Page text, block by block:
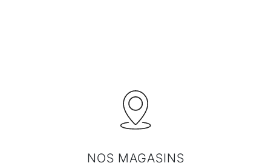
NOS MAGASINS